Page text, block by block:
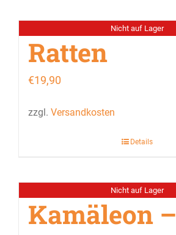
Nicht auf Lager
Ratten
€19,90
zzgl. Versandkosten
Details
Nicht auf Lager
Kamäleon –